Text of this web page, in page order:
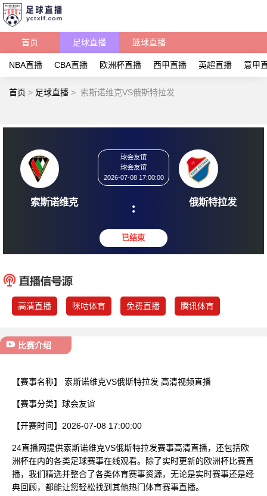
首页 足球直播 篮球直播
NBA直播 CBA直播 欧洲杯直播 西甲直播 英超直播 意甲
首页 > 足球直播 > 索斯诺维克VS俄斯特拉发
:
高清直播 咪咕体育 免费直播 腾讯体育
比赛介绍
【赛事名称】 索斯诺维克VS俄斯特拉发 高清视频直播
【赛事分类】 球会友谊
【开赛时间】 2026-07-08 17:00:00
24直播网提供索斯诺维克VS俄斯特拉发赛事高清直播，还包括欧
洲杯在内的各类足球赛事在线观看。除了实时更新的欧洲杯比赛直
播，我们精选并整合了各类体育赛事资源，无论是实时赛事还是经
典回顾，都能让您轻松找到其他热门体育赛事直播。